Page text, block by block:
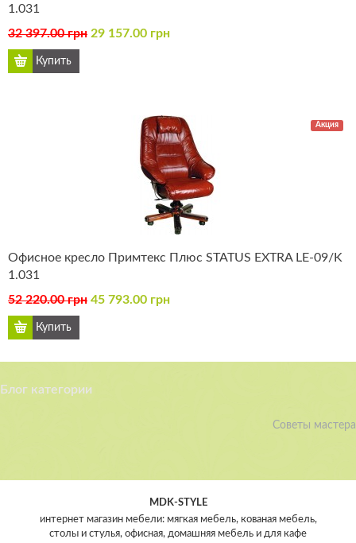
1.031
32 397.00 грн 29 157.00 грн
Акция
Офисное кресло Примтекс Плюс STATUS EXTRA LE-09/K
1.031
52 220.00 грн 45 793.00 грн
Блог категории
Советы мастера
MDK-STYLE
интернет магазин мебели: мягкая мебель, кованая мебель,
столы и стулья, офисная, домашняя мебель и для кафе